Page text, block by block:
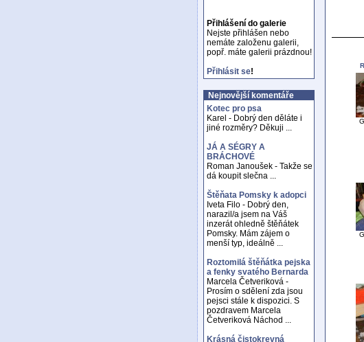
Přihlášení do galerie
Nejste přihlášen nebo
nemáte založenu galerii,
popř. máte galerii prázdnou!
Přihlásit se!
Nejnovější komentáře
Kotec pro psa
Karel - Dobrý den děláte i
jiné rozměry? Děkuji ...
JÁ A SÉGRY A
BRÁCHOVÉ
Roman Janoušek - Takže se
dá koupit slečna ...
Štěňata Pomsky k adopci
Iveta Filo - Dobrý den,
narazil/a jsem na Váš
inzerát ohledně štěňátek
Pomsky. Mám zájem o
menší typ, ideálně ...
Roztomilá štěňátka pejska
a fenky svatého Bernarda
Marcela Četveriková -
Prosím o sdělení zda jsou
pejsci stále k dispozici. S
pozdravem Marcela
Četveriková Náchod ...
Krásná čistokrevná